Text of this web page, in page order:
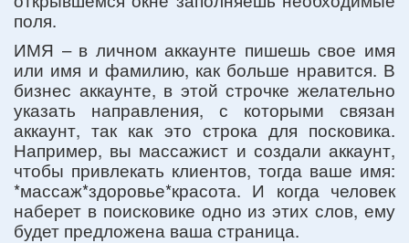
поля.
ИМЯ – в личном аккаунте пишешь свое имя
или имя и фамилию, как больше нравится. В
бизнес аккаунте, в этой строчке желательно
указать направления, с которыми связан
аккаунт, так как это строка для посковика.
Например, вы массажист и создали аккаунт,
чтобы привлекать клиентов, тогда ваше имя:
*массаж*здоровье*красота. И когда человек
наберет в поисковике одно из этих слов, ему
будет предложена ваша страница.